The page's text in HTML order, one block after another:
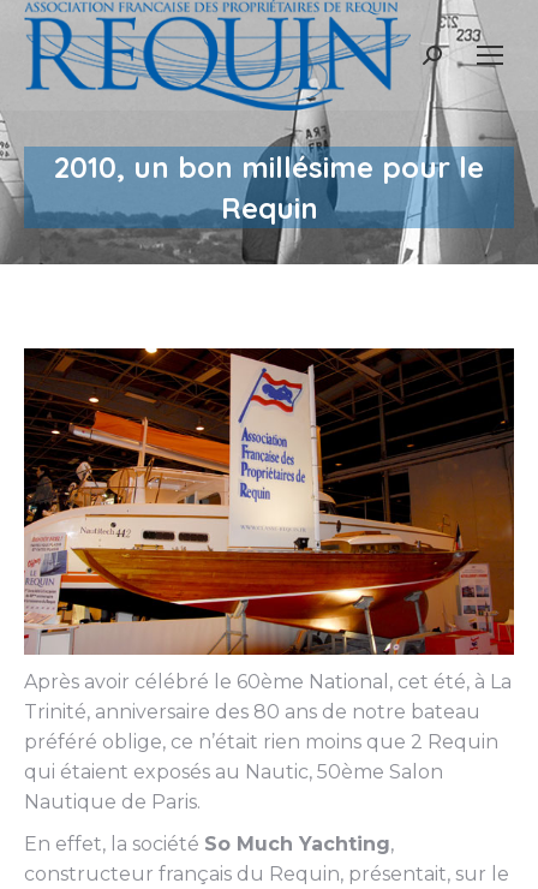
Recherche
2010, un bon millésime pour le
Requin
Après avoir célébré le 60ème National, cet été, à La
Trinité, anniversaire des 80 ans de notre bateau
préféré oblige, ce n’était rien moins que 2 Requin
qui étaient exposés au Nautic, 50ème Salon
Nautique de Paris.
En effet, la société So Much Yachting,
constructeur français du Requin, présentait, sur le